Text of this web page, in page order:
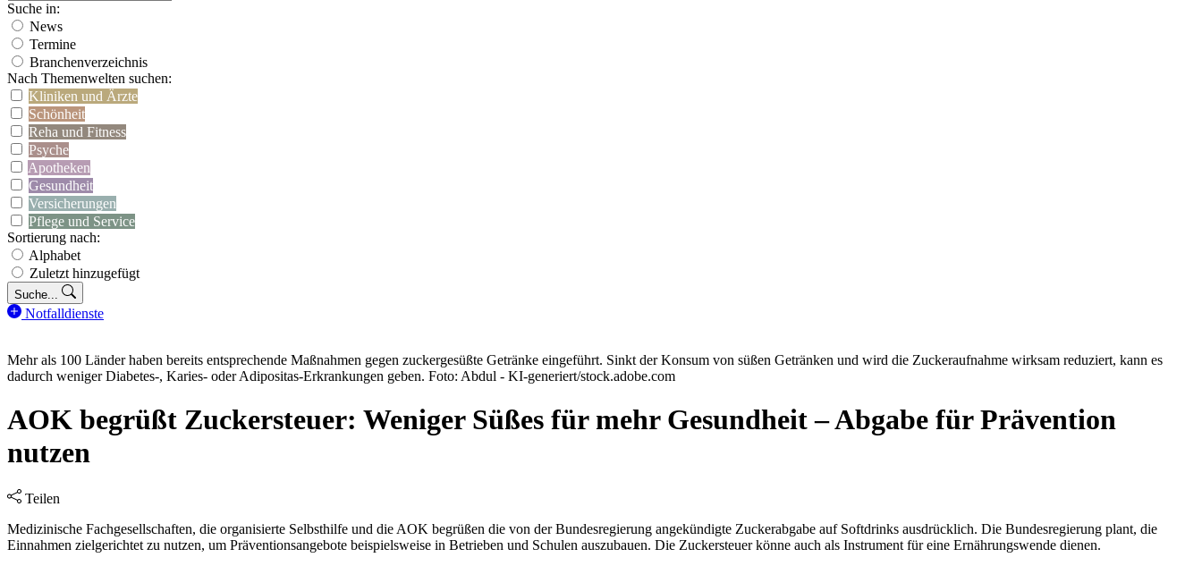
Suche in:
News
Termine
Branchenverzeichnis
Nach Themenwelten suchen:
Kliniken und Ärzte
Schönheit
Reha und Fitness
Psyche
Apotheken
Gesundheit
Versicherungen
Pflege und Service
Sortierung nach:
Alphabet
Zuletzt hinzugefügt
Suche...
Notfalldienste
Mehr als 100 Länder haben bereits entsprechende Maßnahmen gegen zuckergesüßte Getränke eingeführt. Sinkt der Konsum von süßen Getränken und wird die Zuckeraufnahme wirksam reduziert, kann es
dadurch weniger Diabetes-, Karies- oder Adipositas-Erkrankungen geben. Foto: Abdul - KI-generiert/stock.adobe.com
AOK begrüßt Zuckersteuer: Weniger Süßes für mehr Gesundheit – Abgabe für Prävention
nutzen
Teilen
Medizinische Fachgesellschaften, die organisierte Selbsthilfe und die AOK begrüßen die von der Bundesregierung angekündigte Zuckerabgabe auf Softdrinks ausdrücklich. Die Bundesregierung plant, die
Einnahmen zielgerichtet zu nutzen, um Präventionsangebote beispielsweise in Betrieben und Schulen auszubauen. Die Zuckersteuer könne auch als Instrument für eine Ernährungswende dienen.